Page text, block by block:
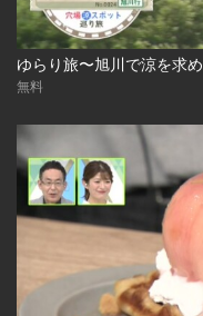
ゆらり旅〜旭川で涼を求
無料